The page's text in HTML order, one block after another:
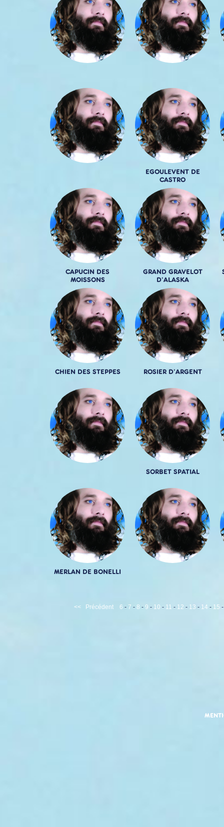
EGOULEVENT DE
CASTRO
CAPUCIN DES
MOISSONS
GRAND GRAVELOT
D'ALASKA
CHIEN DES STEPPES ROSIER D'ARGENT
SORBET SPATIAL
MERLAN DE BONELLI
<< Précédent 6 - 7 - 8 - 9 - 10 - 11 - 12 - 13 - 14 - 15